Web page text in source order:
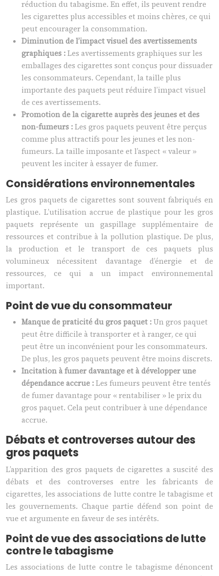
réduction du tabagisme. En effet, ils peuvent rendre
les cigarettes plus accessibles et moins chères, ce qui
peut encourager la consommation.
Diminution de l’impact visuel des avertissements
graphiques :Les avertissements graphiques sur les
emballages des cigarettes sont conçus pour dissuader
les consommateurs. Cependant, la taille plus
importante des paquets peut réduire l’impact visuel
de ces avertissements.
Promotion de la cigarette auprès des jeunes et des
non-fumeurs :Les gros paquets peuvent être perçus
comme plus attractifs pour les jeunes et les non-
fumeurs. La taille imposante et l’aspect « valeur »
peuvent les inciter à essayer de fumer.
Considérations environnementales
Les gros paquets de cigarettes sont souvent fabriqués en
plastique. L’utilisation accrue de plastique pour les gros
paquets représente un gaspillage supplémentaire de
ressources et contribue à la pollution plastique. De plus,
la production et le transport de ces paquets plus
volumineux nécessitent davantage d’énergie et de
ressources, ce qui a un impact environnemental
important.
Point de vue du consommateur
Manque de praticité du gros paquet :Un gros paquet
peut être difficile à transporter et à ranger, ce qui
peut être un inconvénient pour les consommateurs.
De plus, les gros paquets peuvent être moins discrets.
Incitation à fumer davantage et à développer une
dépendance accrue :Les fumeurs peuvent être tentés
de fumer davantage pour « rentabiliser » le prix du
gros paquet. Cela peut contribuer à une dépendance
accrue.
Débats et controverses autour des
gros paquets
L’apparition des gros paquets de cigarettes a suscité des
débats et des controverses entre les fabricants de
cigarettes, les associations de lutte contre le tabagisme et
les gouvernements. Chaque partie défend son point de
vue et argumente en faveur de ses intérêts.
Point de vue des associations de lutte
contre le tabagisme
Les associations de lutte contre le tabagisme dénoncent